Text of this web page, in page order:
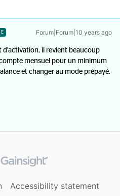
Forum|Forum|10 years ago
d'activation, il revient beaucoup
mensuel pour un minimum
et changer au mode prépayé.
Accessibility statement